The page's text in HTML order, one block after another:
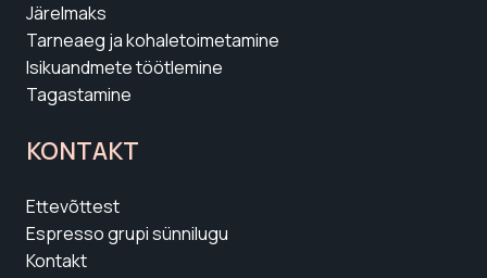
Järelmaks
Tarneaeg ja kohaletoimetamine
Isikuandmete töötlemine
Tagastamine
KONTAKT
Ettevõttest
Espresso grupi sünnilugu
Kontakt